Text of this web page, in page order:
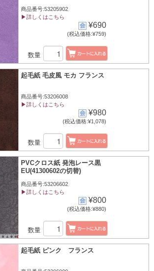
商品番号:53205902
▶詳しくはこちら
¥690
(税込価格:¥759)
数量
起毛紙 毛皮風 モカ フランス
商品番号:53206008
▶詳しくはこちら
¥980
(税込価格:¥1,078)
数量
PVCクロス紙 発泡レース黒
EU(41300602の切替)
商品番号:53206602
▶詳しくはこちら
¥800
(税込価格:¥880)
数量
起毛紙 ピンク フランス